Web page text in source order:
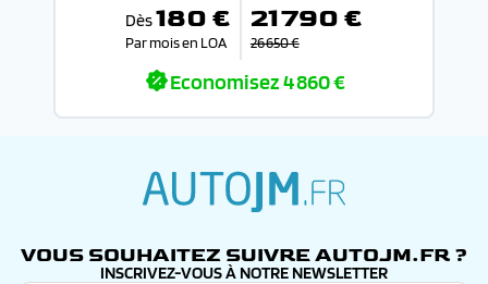
Dès180 €
Par mois en LOA
21 790 €
26 650 €
Economisez4 860 €
VOUS SOUHAITEZ SUIVRE AUTOJM.FR ?
INSCRIVEZ-VOUS À NOTRE NEWSLETTER